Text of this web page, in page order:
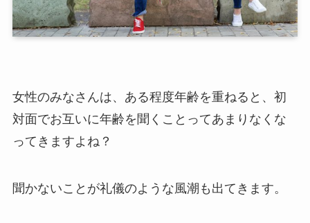
女性のみなさんは、ある程度年齢を重ねると、初
対面でお互いに年齢を聞くことってあまりなくな
ってきますよね？
聞かないことが礼儀のような風潮も出てきます。